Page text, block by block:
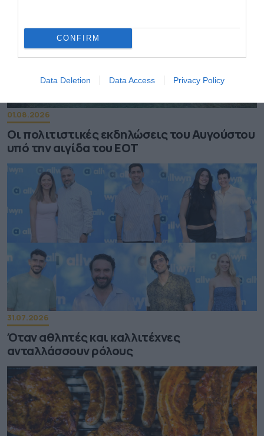
CONFIRM
Data Deletion Data Access Privacy Policy
01.08.2026
Οι πολιτιστικές εκδηλώσεις του Αυγούστου
υπό την αιγίδα του ΕΟΤ
31.07.2026
Όταν αθλητές και καλλιτέχνες
ανταλλάσσουν ρόλους